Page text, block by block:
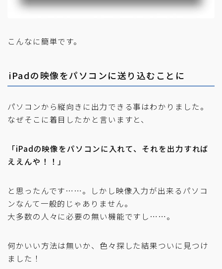
こんなに簡単です。
iPadの映像をパソコンに送り込むことに
パソコンから縦向きに出力できる事はわかりました。
なぜそこに着目したかと言いますと、
「iPadの映像をパソコンに入れて、それを出力すれば
ええんや！！」
と思ったんです……。しかし映像入力が出来るパソコ
ンなんて一般的じゃありません。
大多数の人々に必要の無い機能ですし……。
何かいい方法は無いか、色々探した結果ついに見つけ
ました！